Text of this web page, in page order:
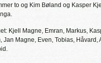
to og Kim Bøland og Kasper
Kjell Magne, Emran, Markus,
Jan Magne, Even, Tobias, Håvard,